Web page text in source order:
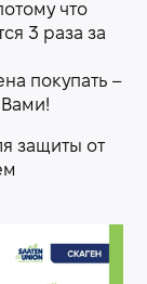
что
3 раза за
покупать –
защиты от